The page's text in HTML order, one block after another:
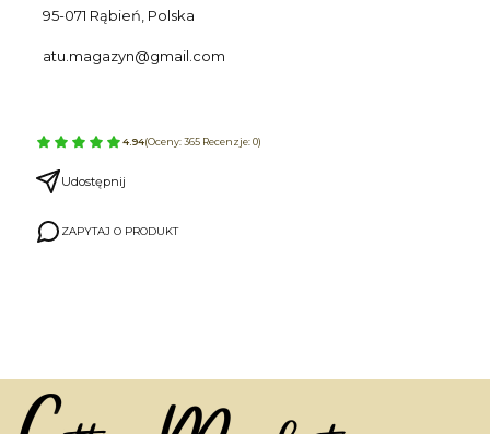
95-071 Rąbień, Polska
atu.magazyn@gmail.com
4.94(Oceny: 365 Recenzje: 0)
Udostępnij
ZAPYTAJ O PRODUKT